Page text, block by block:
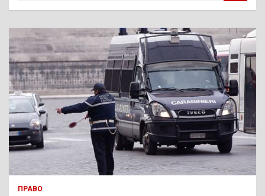
к
ПРАВО